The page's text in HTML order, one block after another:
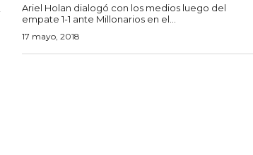
Ariel Holan dialogó con los medios luego del
empate 1-1 ante Millonarios en el...
17 mayo, 2018